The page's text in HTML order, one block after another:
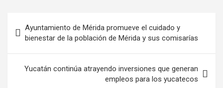
de
entradas
Ayuntamiento de Mérida promueve el cuidado y
bienestar de la población de Mérida y sus comisarías
Yucatán continúa atrayendo inversiones que generan
empleos para los yucatecos